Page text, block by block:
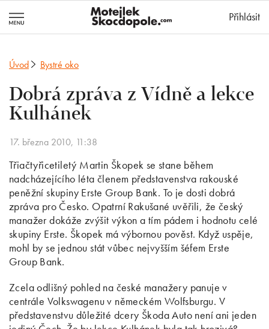
Přihlásit
Úvod Bystré oko
Dobrá zpráva z Vídně a lekce
Kulhánek
17. března 2010, 11:38
Třiačtyřicetiletý Martin Škopek se stane během
nadcházejícího léta členem představenstva rakouské
peněžní skupiny Erste Group Bank. To je dosti dobrá
zpráva pro Česko. Opatrní Rakušané uvěřili, že český
manažer dokáže zvýšit výkon a tím pádem i hodnotu celé
skupiny Erste. Škopek má výbornou pověst. Když uspěje,
mohl by se jednou stát vůbec nejvyšším šéfem Erste
Group Bank.
Zcela odlišný pohled na české manažery panuje v
centrále Volkswagenu v německém Wolfsburgu. V
představenstvu důležité dcery Škoda Auto není ani jeden